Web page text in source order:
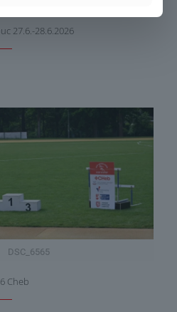
27.6.-28.6.2026
DSC_6565
Cheb